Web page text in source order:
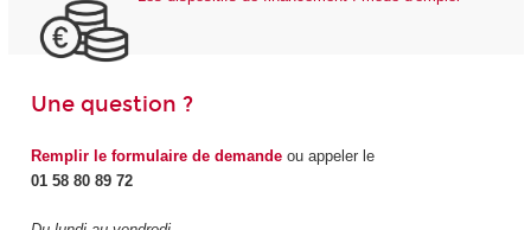
Une question ?
Remplir le formulaire de demandeou appeler le
01 58 80 89 72